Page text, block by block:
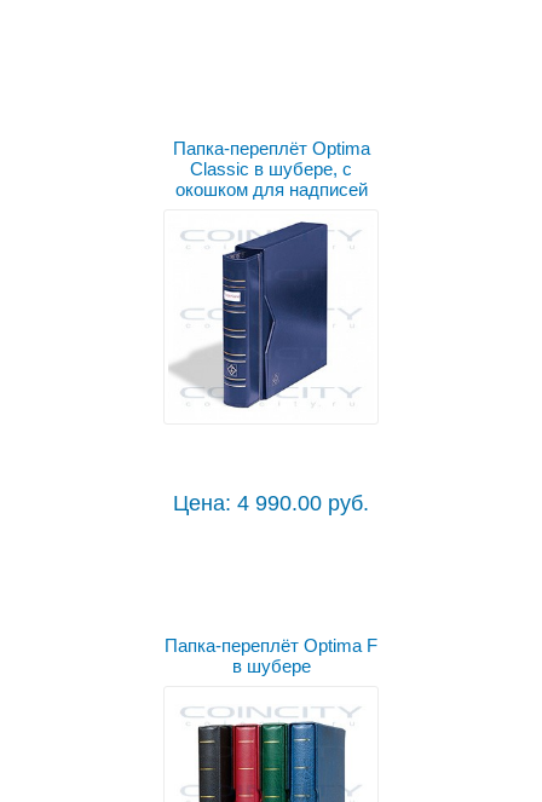
Папка-переплёт Optima
Classic в шубере, с
окошком для надписей
Цена: 4 990.00 руб.
Папка-переплёт Optima F
в шубере